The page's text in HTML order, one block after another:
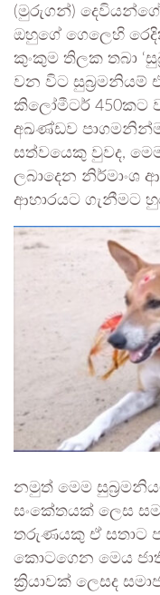
(මුරුගන්)
ඔහුගේ ගෙලෙහි
කුංකුම තිලක තබා
වන විට සුබ්‍රමනියම්
කිලෝමීටර් 450කට
අඛණ්ඩව
සත්වයෙකු වුවද,
ලබාදෙන නිර්මාංශ
ආහාරයට ගැනීමට
නමුත් මෙම
සංකේතයක් ලෙස
තරුණයකු ඒ සතාට
කොටගෙන මෙය
ක්‍රියාවක් ලෙසද